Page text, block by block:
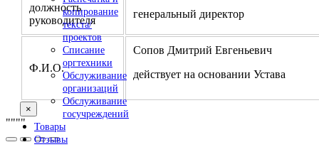
копирование
текста/
проектов
Списание
оргтехники
Обслуживание
организаций
Обслуживание
госучреждений
Товары
Отзывы
должность
руководителя
генеральный директор
Ф.И.О.
Сопов Дмитрий Евгеньевич
действует на основании Устава
×
""""